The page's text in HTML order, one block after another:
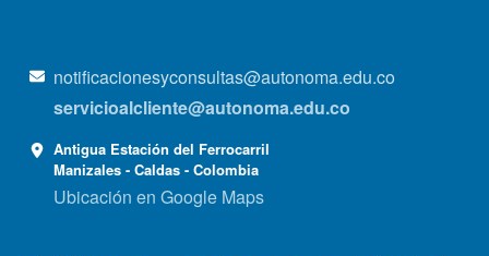
notificacionesyconsultas@autonoma.edu.co
servicioalcliente@autonoma.edu.co
Antigua Estación del Ferrocarril
Manizales - Caldas - Colombia
Ubicación en Google Maps